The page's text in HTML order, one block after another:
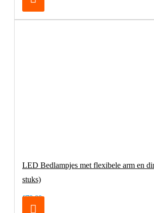
LED Bedlampjes met flexibele arm en
stuks)
€79,00